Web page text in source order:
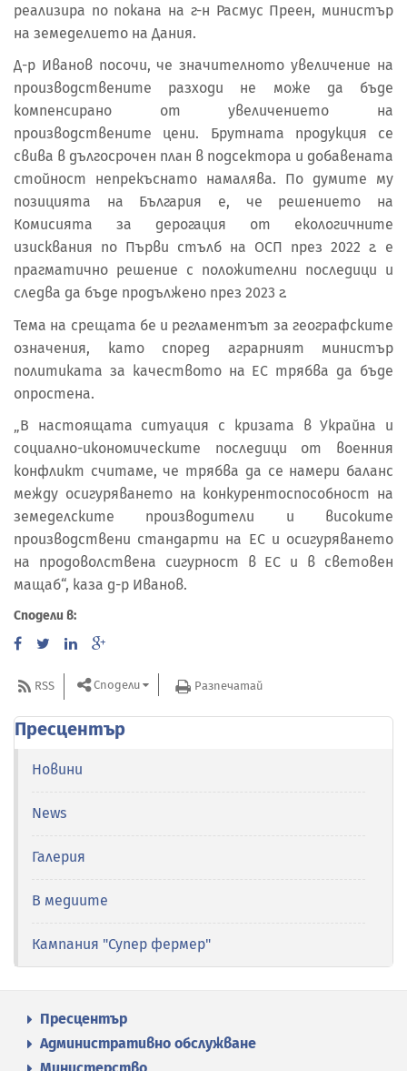
реализира по покана на г-н Расмус Преен, министър
на земеделието на Дания.
Д-р Иванов посочи, че значителното увеличение на
производствените разходи не може да бъде
компенсирано от увеличението на
производствените цени. Брутната продукция се
свива в дългосрочен план в подсектора и добавената
стойност непрекъснато намалява. По думите му
позицията на България е, че решението на
Комисията за дерогация от екологичните
изисквания по Първи стълб на ОСП през 2022 г. е
прагматично решение с положителни последици и
следва да бъде продължено през 2023 г.
Тема на срещата бе и регламентът за географските
означения, като според аграрният министър
политиката за качеството на ЕС трябва да бъде
опростена.
„В настоящата ситуация с кризата в Украйна и
социално-икономическите последици от военния
конфликт считаме, че трябва да се намери баланс
между осигуряването на конкурентоспособност на
земеделските производители и високите
производствени стандарти на ЕС и осигуряването
на продоволствена сигурност в ЕС и в световен
мащаб“, каза д-р Иванов.
Сподели в:
RSS Сподели Разпечатай
Пресцентър
Новини
News
Галерия
В медиите
Кампания "Супер фермер"
Пресцентър
Административно обслужване
Министерство